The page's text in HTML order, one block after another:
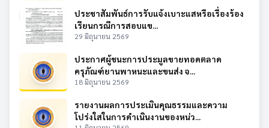
ประชาสัมพันธ์การรับแจ้งเบาะแสหรือเรื่องร้อง
เรียนกรณีการสอบแข...
29 มิถุนายน 2569
ประกาศผู้ชนะการประมูลขายทอดตลาด
ครุภัณฑ์ยานพาหนะและขนส่ง จ...
18 มิถุนายน 2569
รายงานผลการประเมินคุณธรรมและความ
โปร่งใสในการดำเนินงานของหน่ว...